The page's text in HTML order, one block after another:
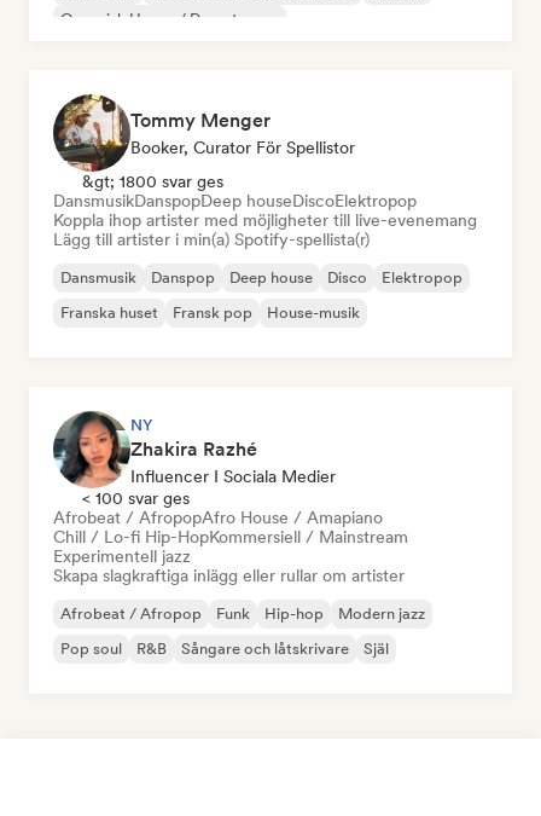
Organisk House / Downtempo
Tommy Menger
Booker, Curator För Spellistor
&gt; 1800 svar ges
DansmusikDanspopDeep houseDiscoElektropop
Koppla ihop artister med möjligheter till live-evenemang
Lägg till artister i min(a) Spotify-spellista(r)
Dansmusik Danspop Deep house Disco
Elektropop
Franska huset
Fransk pop House-musik
NY
Zhakira Razhé
Influencer I Sociala Medier
< 100 svar ges
Afrobeat / AfropopAfro House / Amapiano
Chill / Lo-fi Hip-HopKommersiell / Mainstream
Experimentell jazz
Skapa slagkraftiga inlägg eller rullar om artister
Afrobeat / Afropop Funk Hip-hop
Modern jazz
Pop soul
R&B Sångare och låtskrivare Själ